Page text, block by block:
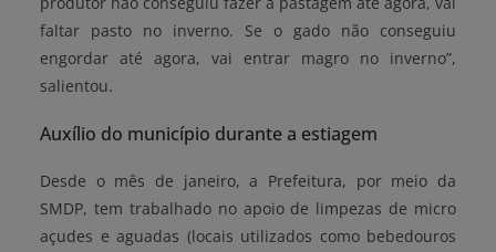
faltar pasto no inverno. Se o gado não conseguiu
engordar até agora, vai entrar magro no inverno”,
salientou.
Auxílio do município durante a estiagem
Desde o mês de janeiro, a Prefeitura, por meio da
SMDP, tem trabalhado no apoio de limpezas de micro
açudes e aguadas (locais utilizados como bebedouros